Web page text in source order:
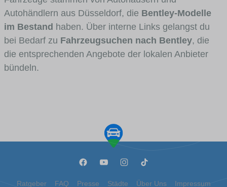
Autohändlern aus Düsseldorf, die Bentley-Modelle
im Bestand haben. Über interne Links gelangst du
bei Bedarf zu Fahrzeugsuchen nach Bentley, die
die entsprechenden Angebote der lokalen Anbieter
bündeln.
Ratgeber FAQ Presse Städte Über Uns Impressum